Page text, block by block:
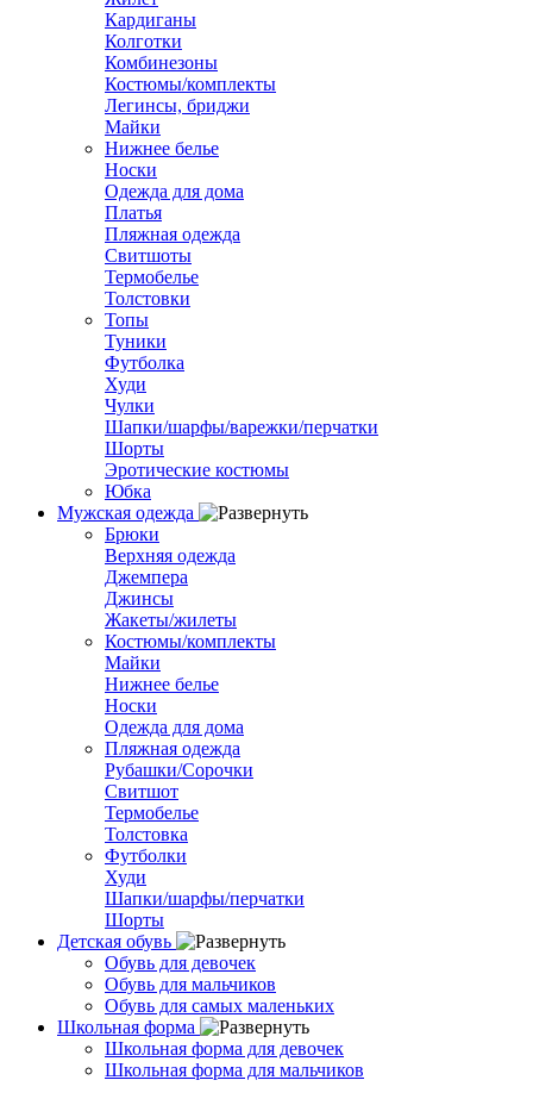
Кардиганы
Колготки
Комбинезоны
Костюмы/комплекты
Легинсы, бриджи
Майки
Нижнее белье
Носки
Одежда для дома
Платья
Пляжная одежда
Свитшоты
Термобелье
Толстовки
Топы
Туники
Футболка
Худи
Чулки
Шапки/шарфы/варежки/перчатки
Шорты
Эротические костюмы
Юбка
Мужская одежда
Брюки
Верхняя одежда
Джемпера
Джинсы
Жакеты/жилеты
Костюмы/комплекты
Майки
Нижнее белье
Носки
Одежда для дома
Пляжная одежда
Рубашки/Сорочки
Свитшот
Термобелье
Толстовка
Футболки
Худи
Шапки/шарфы/перчатки
Шорты
Детская обувь
Обувь для девочек
Обувь для мальчиков
Обувь для самых маленьких
Школьная форма
Школьная форма для девочек
Школьная форма для мальчиков